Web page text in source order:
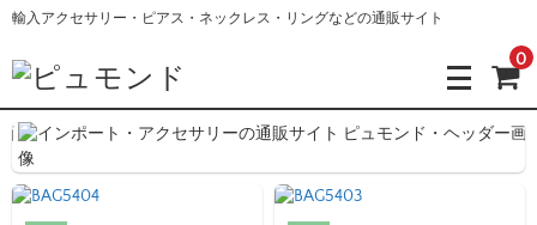
輸入アクセサリー・ピアス・ネックレス・リングなどの通販サイト
0